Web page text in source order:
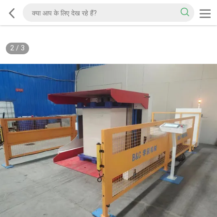
2/ 3